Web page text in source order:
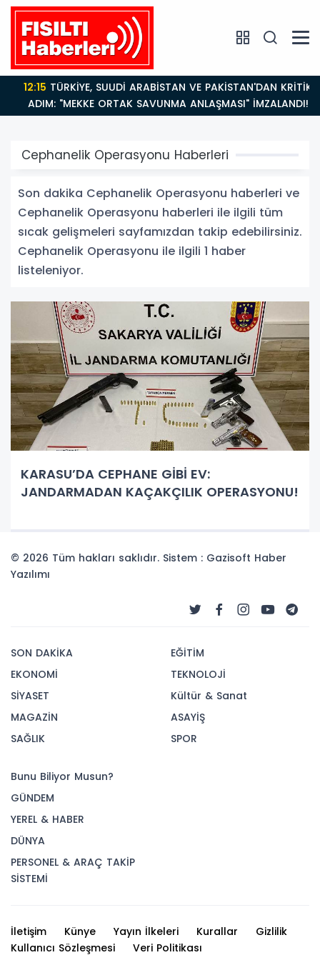
12:15TÜRKİYE, SUUDİ ARABİSTAN VE PAKİSTAN'DAN KRİTİK
ADIM: "MEKKE ORTAK SAVUNMA ANLAŞMASI" İMZALANDI!
Cephanelik Operasyonu Haberleri
Son dakika Cephanelik Operasyonu haberleri ve
Cephanelik Operasyonu haberleri ile ilgili tüm
sıcak gelişmeleri sayfamızdan takip edebilirsiniz.
Cephanelik Operasyonu ile ilgili 1 haber
listeleniyor.
KARASU’DA CEPHANE GİBİ EV:
JANDARMADAN KAÇAKÇILIK OPERASYONU!
© 2026 Tüm hakları saklıdır. Sistem : Gazisoft Haber
Yazılımı
SON DAKİKA
EKONOMİ
SİYASET
MAGAZİN
SAĞLIK
EĞİTİM
TEKNOLOJİ
Kültür & Sanat
ASAYİŞ
SPOR
Bunu Biliyor Musun?
GÜNDEM
YEREL & HABER
DÜNYA
PERSONEL & ARAÇ TAKİP
SİSTEMİ
İletişim Künye Yayın İlkeleri Kurallar
Gizlilik
Kullanıcı Sözleşmesi
Veri Politikası